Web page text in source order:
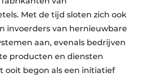
Met de tijd sloten zich ook
invoerders van hernieuwbare
aan, evenals bedrijven
producten en diensten
ooit begon als een initiatief